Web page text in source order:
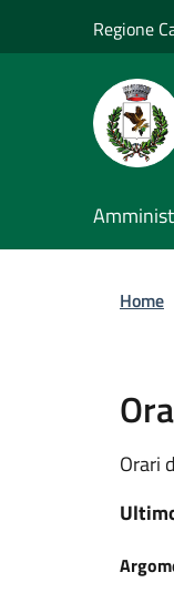
Regione
Home
Orari